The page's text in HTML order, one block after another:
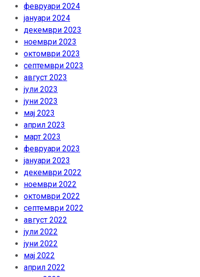
февруари 2024
јануари 2024
декември 2023
ноември 2023
октомври 2023
септември 2023
август 2023
јули 2023
јуни 2023
мај 2023
април 2023
март 2023
февруари 2023
јануари 2023
декември 2022
ноември 2022
октомври 2022
септември 2022
август 2022
јули 2022
јуни 2022
мај 2022
април 2022